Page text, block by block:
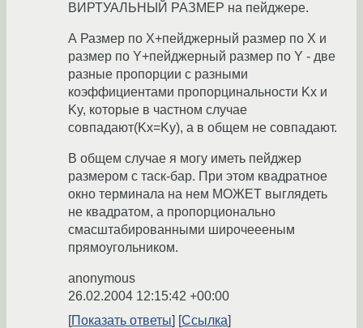
ВИРТУАЛЬНЫЙ РАЗМЕР на пейджере.
А Размер по X+пейджерный размер по X и
размер по Y+пейджерный размер по Y - две
разные пропорции с разными
коэффициентами пропорцинальности Kx и
Ky, которые в частном случае
совпадают(Kx=Ky), а в общем не совпадают.
В общем случае я могу иметь пейджер
размером с таск-бар. При этом квадратное
окно терминала на нем МОЖЕТ выглядеть
не квадратом, а пропорционально
смасштабированными широчеееным
прямоугольником.
anonymous
26.02.2004 12:15:42 +00:00
Показать ответы
Ссылка